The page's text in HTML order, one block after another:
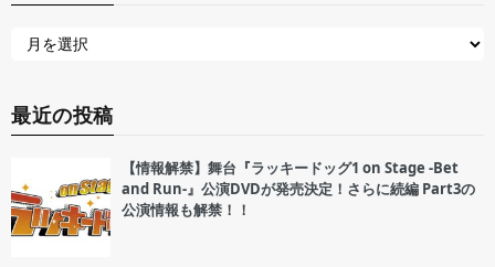
最近の投稿
【情報解禁】舞台『ラッキードッグ1 on Stage -Bet
and Run-』公演DVDが発売決定！さらに続編 Part3の
公演情報も解禁！！